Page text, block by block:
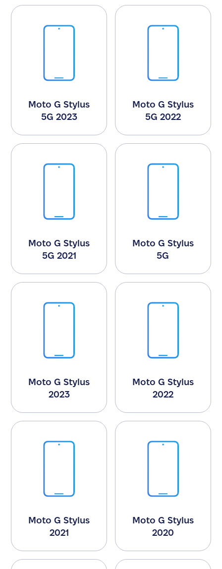
Moto G Stylus
5G 2023
Moto G Stylus
5G 2022
Moto G Stylus
5G 2021
Moto G Stylus
5G
Moto G Stylus
2023
Moto G Stylus
2022
Moto G Stylus
2021
Moto G Stylus
2020